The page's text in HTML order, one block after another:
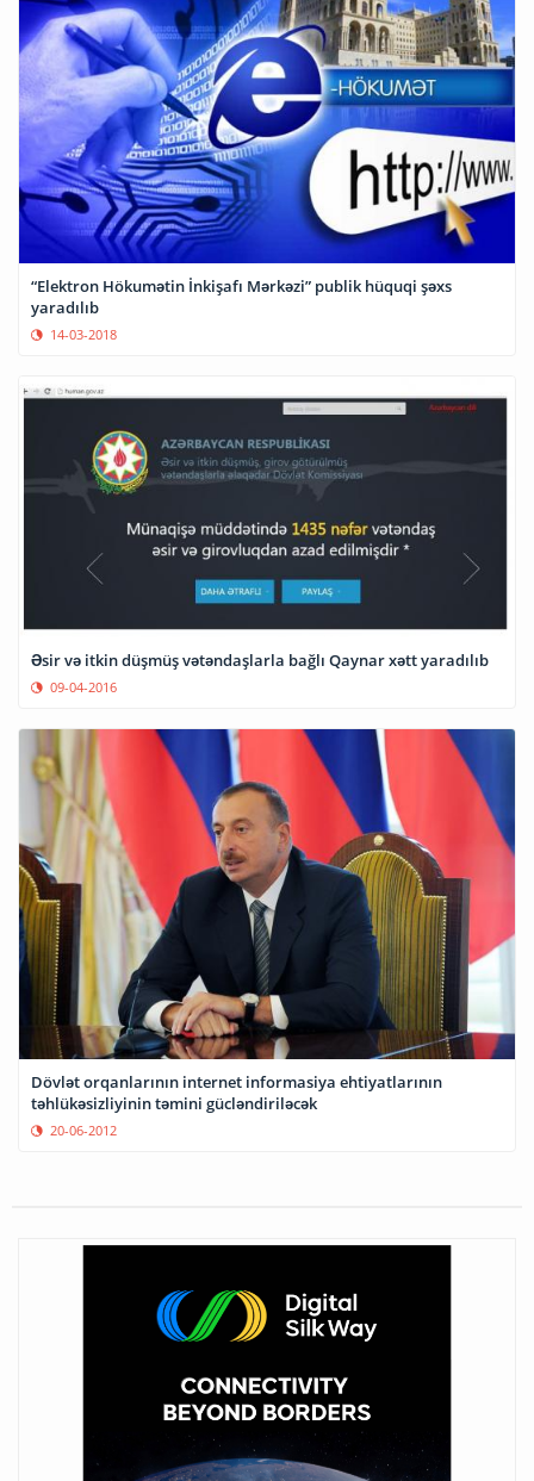
“Elektron Hökumətin İnkişafı Mərkəzi” publik hüquqi şəxs
yaradılıb
14-03-2018
Əsir və itkin düşmüş vətəndaşlarla bağlı Qaynar xətt yaradılıb
09-04-2016
Dövlət orqanlarının internet informasiya ehtiyatlarının
təhlükəsizliyinin təmini gücləndiriləcək
20-06-2012